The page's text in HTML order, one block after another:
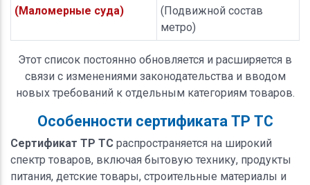
(Маломерные суда)
(Подвижной состав
метро)
Этот список постоянно обновляется и расширяется в
связи с изменениями законодательства и вводом
новых требований к отдельным категориям товаров.
Особенности сертификата ТР ТС
Сертификат ТР ТС распространяется на широкий
спектр товаров, включая бытовую технику, продукты
питания, детские товары, строительные материалы и